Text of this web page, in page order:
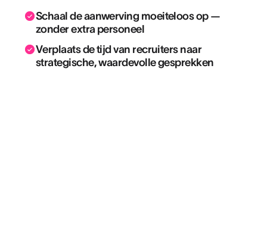
Schaal de aanwerving moeiteloos op —
zonder extra personeel
Verplaats de tijd van recruiters naar
strategische, waardevolle gesprekken